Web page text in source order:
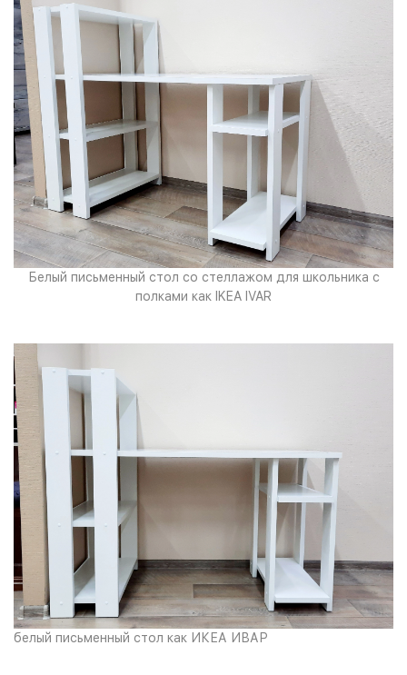
Белый письменный стол со стеллажом для школьника с
полками как IKEA IVAR
белый письменный стол как ИКЕА ИВАР